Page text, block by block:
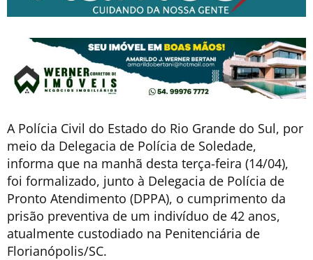
A Polícia Civil do Estado do Rio Grande do Sul, por
meio da Delegacia de Polícia de Soledade,
informa que na manhã desta terça-feira (14/04),
foi formalizado, junto à Delegacia de Polícia de
Pronto Atendimento (DPPA), o cumprimento da
prisão preventiva de um indivíduo de 42 anos,
atualmente custodiado na Penitenciária de
Florianópolis/SC.